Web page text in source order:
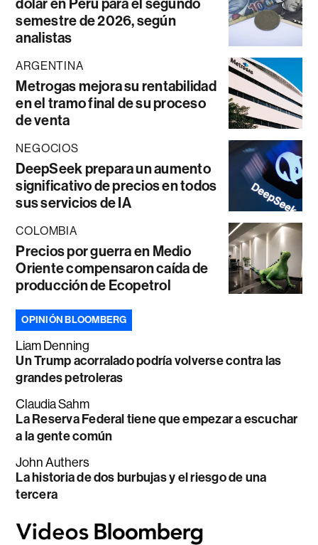
dólar en Perú para el segundo
semestre de 2026, según
analistas
ARGENTINA
Metrogas mejora su rentabilidad
en el tramo final de su proceso
de venta
NEGOCIOS
DeepSeek prepara un aumento
significativo de precios en todos
sus servicios de IA
COLOMBIA
Precios por guerra en Medio
Oriente compensaron caída de
producción de Ecopetrol
OPINIÓN BLOOMBERG
Liam Denning
Un Trump acorralado podría volverse contra las
grandes petroleras
Claudia Sahm
La Reserva Federal tiene que empezar a escuchar
a la gente común
John Authers
La historia de dos burbujas y el riesgo de una
tercera